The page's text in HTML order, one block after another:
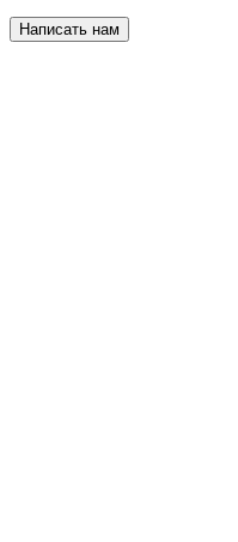
Написать нам